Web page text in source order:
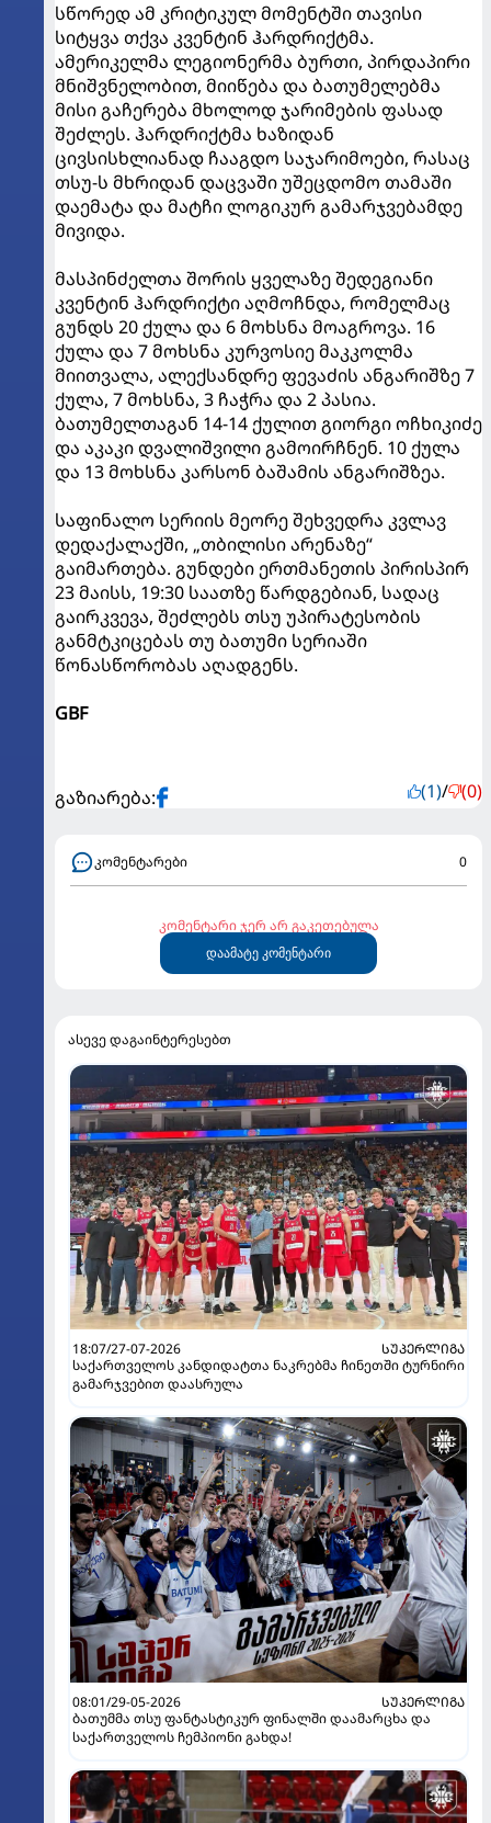
სწორედ ამ კრიტიკულ მომენტში თავისი
სიტყვა თქვა კვენტინ ჰარდრიქტმა.
ამერიკელმა ლეგიონერმა ბურთი, პირდაპირი
მნიშვნელობით, მიიწება და ბათუმელებმა
მისი გაჩერება მხოლოდ ჯარიმების ფასად
შეძლეს. ჰარდრიქტმა ხაზიდან
ცივსისხლიანად ჩააგდო საჯარიმოები, რასაც
თსუ-ს მხრიდან დაცვაში უშეცდომო თამაში
დაემატა და მატჩი ლოგიკურ გამარჯვებამდე
მივიდა.
მასპინძელთა შორის ყველაზე შედეგიანი
კვენტინ ჰარდრიქტი აღმოჩნდა, რომელმაც
გუნდს 20 ქულა და 6 მოხსნა მოაგროვა. 16
ქულა და 7 მოხსნა კურვოსიე მაკკოლმა
მიითვალა, ალექსანდრე ფევაძის ანგარიშზე 7
ქულა, 7 მოხსნა, 3 ჩაჭრა და 2 პასია.
ბათუმელთაგან 14-14 ქულით გიორგი ოჩხიკიძე
და აკაკი დვალიშვილი გამოირჩნენ. 10 ქულა
და 13 მოხსნა კარსონ ბაშამის ანგარიშზეა.
საფინალო სერიის მეორე შეხვედრა კვლავ
დედაქალაქში, „თბილისი არენაზე“
გაიმართება. გუნდები ერთმანეთის პირისპირ
23 მაისს, 19:30 საათზე წარდგებიან, სადაც
გაირკვევა, შეძლებს თსუ უპირატესობის
განმტკიცებას თუ ბათუმი სერიაში
წონასწორობას აღადგენს.
GBF
გაზიარება: (1)/ (0)
კომენტარები 0
კომენტარი ჯერ არ გაკეთებულა
დაამატე კომენტარი
ასევე დაგაინტერესებთ
18:07/27-07-2026
ᲡᲣᲞᲔᲠᲚᲘᲒᲐ
საქართველოს კანდიდატთა ნაკრებმა ჩინეთში ტურნირი
გამარჯვებით დაასრულა
08:01/29-05-2026
ᲡᲣᲞᲔᲠᲚᲘᲒᲐ
ბათუმმა თსუ ფანტასტიკურ ფინალში დაამარცხა და
საქართველოს ჩემპიონი გახდა!